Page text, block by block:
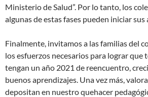
Ministerio de Salud”. Por lo tanto, los
algunas de estas fases pueden iniciar
Finalmente, invitamos a las familias del
los esfuerzos necesarios para lograr que
tengan un año 2021 de reencuentro,
buenos aprendizajes. Una vez más,
depositan en nuestro quehacer